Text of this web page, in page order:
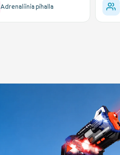
Adrenaliinia pihalla